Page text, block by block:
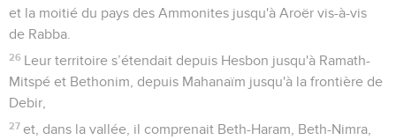
et la moitié du pays des Ammonites jusqu'à Aroër vis-à-vis
de Rabba.
26 Leur territoire s’étendait depuis Hesbon jusqu'à Ramath-
Mitspé et Bethonim, depuis Mahanaïm jusqu'à la frontière de
Debir,
27 et, dans la vallée, il comprenait Beth-Haram, Beth-Nimra,